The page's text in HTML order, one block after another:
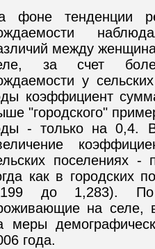
фоне тенденции
между
за счет
у
коэффициент
"городского"
- только на 0,4.
поселениях
как в городских
до 1,283). По
на селе,
меры
года.